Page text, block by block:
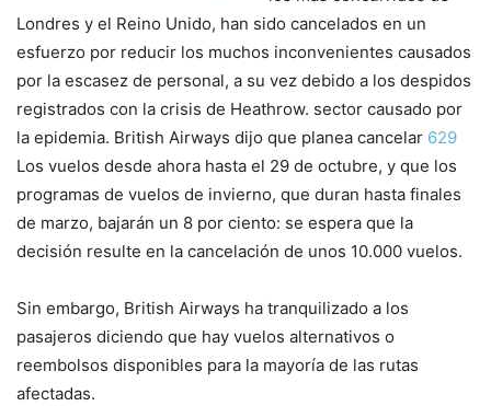
Londres y el Reino Unido, han sido cancelados en un
esfuerzo por reducir los muchos inconvenientes causados
​​por la escasez de personal, a su vez debido a los despidos
registrados con la crisis de Heathrow. sector causado por
la epidemia. British Airways dijo que planea cancelar 629
Los vuelos desde ahora hasta el 29 de octubre, y que los
programas de vuelos de invierno, que duran hasta finales
de marzo, bajarán un 8 por ciento: se espera que la
decisión resulte en la cancelación de unos 10.000 vuelos.
Sin embargo, British Airways ha tranquilizado a los
pasajeros diciendo que hay vuelos alternativos o
reembolsos disponibles para la mayoría de las rutas
afectadas.